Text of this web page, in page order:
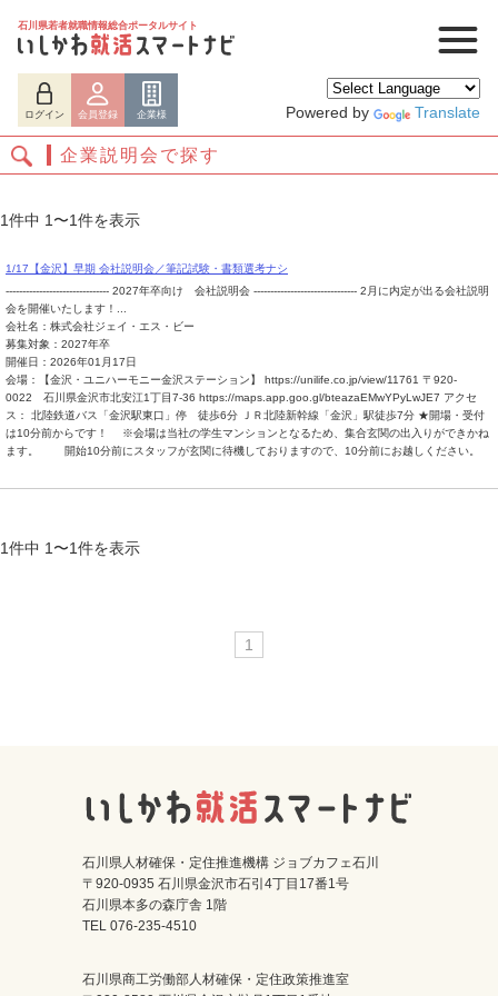
石川県若者就職情報総合ポータルサイト
ログイン 会員登録 企業様 Powered by Translate
ログイン 会員登録 企業様
企業説明会で探す
1件中 1〜1件を表示
1/17【金沢】早期 会社説明会／筆記試験・書類選考ナシ
------------------------------- 2027年卒向け 会社説明会 ------------------------------- 2月に内定が出る会社説明
会を開催いたします！...
会社名：株式会社ジェイ・エス・ビー
募集対象：2027年卒
開催日：2026年01月17日
会場：【金沢・ユニハーモニー金沢ステーション】 https://unilife.co.jp/view/11761 〒920-
0022 石川県金沢市北安江1丁目7-36 https://maps.app.goo.gl/bteazaEMwYPyLwJE7 アクセ
ス： 北陸鉄道バス「金沢駅東口」停 徒歩6分 ＪＲ北陸新幹線「金沢」駅徒歩7分 ★開場・受付
は10分前からです！ ※会場は当社の学生マンションとなるため、集合玄関の出入りができかね
ます。 開始10分前にスタッフが玄関に待機しておりますので、10分前にお越しください。
1件中 1〜1件を表示
1
石川県人材確保・定住推進機構 ジョブカフェ石川
〒920-0935 石川県金沢市石引4丁目17番1号
石川県本多の森庁舎 1階
TEL 076-235-4510
石川県商工労働部人材確保・定住政策推進室